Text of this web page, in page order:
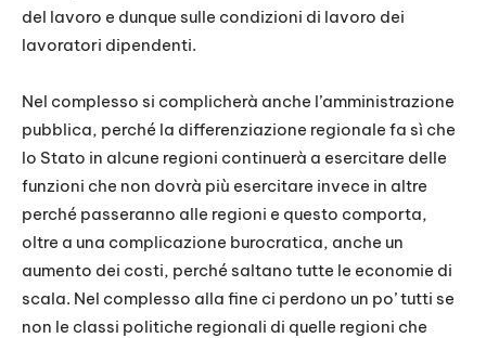
del lavoro e dunque sulle condizioni di lavoro dei
lavoratori dipendenti.
Nel complesso si complicherà anche l’amministrazione
pubblica, perché la differenziazione regionale fa sì che
lo Stato in alcune regioni continuerà a esercitare delle
funzioni che non dovrà più esercitare invece in altre
perché passeranno alle regioni e questo comporta,
oltre a una complicazione burocratica, anche un
aumento dei costi, perché saltano tutte le economie di
scala. Nel complesso alla fine ci perdono un po’ tutti se
non le classi politiche regionali di quelle regioni che